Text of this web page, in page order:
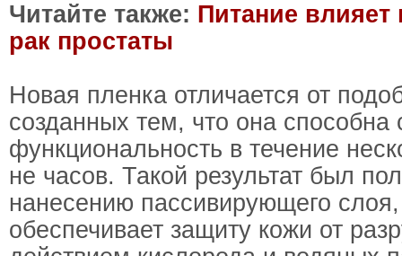
Читайте также: Питание влияет
рак простаты
Новая пленка отличается от
созданных тем, что она способна
функциональность в течение
не часов. Такой результат был
нанесению пассивирующего
обеспечивает защиту кожи от